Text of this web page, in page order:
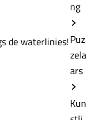
ng
Puz
zela
ars
Kun
de waterlinies!